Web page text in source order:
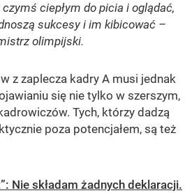
ciepłym do picia i oglądać,
sukcesy i im kibicować –
olimpijski.
z zaplecza kadry A musi jednak
się nie tylko w szerszym,
Tych, którzy dadzą
poza potencjałem, są też
Nie składam żadnych deklaracji.